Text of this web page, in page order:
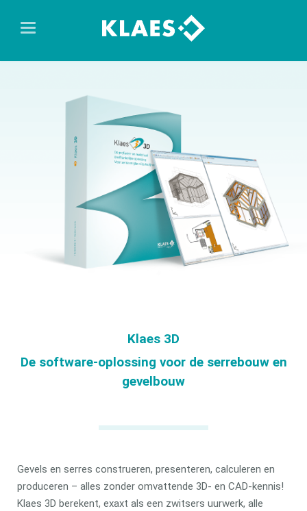
Klaes 3D
De software-oplossing voor de serrebouw en
gevelbouw
Gevels en serres construeren, presenteren, calculeren en
produceren – alles zonder omvattende 3D- en CAD-kennis!
Klaes 3D berekent, exaxt als een zwitsers uurwerk, alle